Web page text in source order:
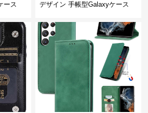
ース
デザイン 手帳型Galaxyケース